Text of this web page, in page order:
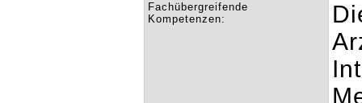
Fachübergreifende
Kompetenzen: